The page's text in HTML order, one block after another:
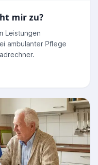
mir zu?
Leistungen
ambulanter Pflege